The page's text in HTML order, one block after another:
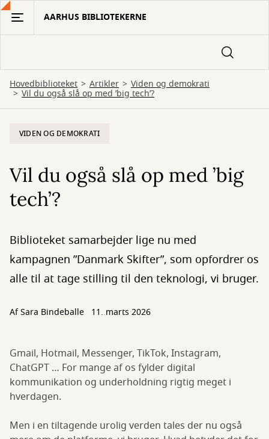
Gå
hovedindhold
AARHUS BIBLIOTEKERNE
Hovedbiblioteket Artikler Viden og demokrati
Vil du også slå op med ’big tech’?
VIDEN OG DEMOKRATI
Vil du også slå op med ’big
tech’?
Biblioteket samarbejder lige nu med
kampagnen ”Danmark Skifter”, som opfordrer os
alle til at tage stilling til den teknologi, vi bruger.
AfSara Bindeballe 11. marts 2026
Gmail, Hotmail, Messenger, TikTok, Instagram,
ChatGPT … For mange af os fylder digital
kommunikation og underholdning rigtig meget i
hverdagen.
Men i en tiltagende urolig verden tales der nu også